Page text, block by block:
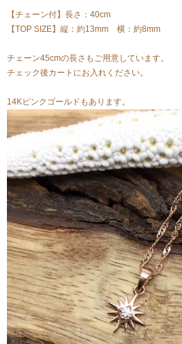
【チェーン付】長さ：40cm
【TOP SIZE】縦：約13mm 横：約8mm
チェーン45cmの長さもご用意しています。
チェック後カートにお入れください。
14Kピンクゴールドもあります。